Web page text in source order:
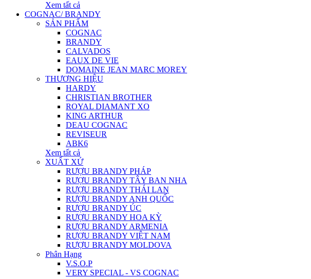
Xem tất cả
COGNAC/ BRANDY
SẢN PHẨM
COGNAC
BRANDY
CALVADOS
EAUX DE VIE
DOMAINE JEAN MARC MOREY
THƯƠNG HIỆU
HARDY
CHRISTIAN BROTHER
ROYAL DIAMANT XO
KING ARTHUR
DEAU COGNAC
REVISEUR
ABK6
Xem tất cả
XUẤT XỨ
RƯỢU BRANDY PHÁP
RƯỢU BRANDY TÂY BAN NHA
RƯỢU BRANDY THÁI LAN
RƯỢU BRANDY ANH QUỐC
RƯỢU BRANDY ÚC
RƯỢU BRANDY HOA KỲ
RƯỢU BRANDY ARMENIA
RƯỢU BRANDY VIỆT NAM
RƯỢU BRANDY MOLDOVA
Phân Hạng
V.S.O.P
VERY SPECIAL - VS COGNAC